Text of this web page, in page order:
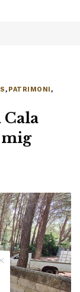
, PATRIMONI,
Cala
mig